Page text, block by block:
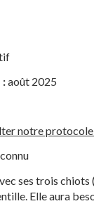
:août 2025
notre
ses trois
Elle aura